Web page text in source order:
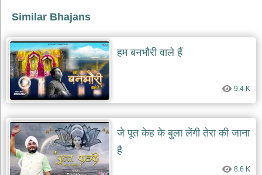
बालक
नाथ
भजन
baba
balak
nath
bhajans
देश
भक्ति
भजन
patriotic
bhajans
Similar Bhajans
हम बनभौरी वाले हैं
9.4 K
जे पूत केह के बुला लेंगी तेरा की जाना
है
8.6 K